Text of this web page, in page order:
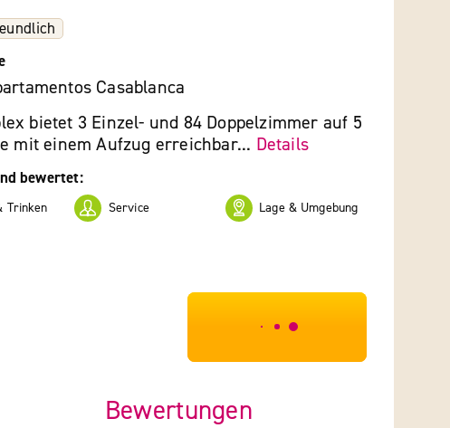
Casablanca
bietet 3 Einzel- und 84 Doppelzimmer auf 5
mit einem Aufzug erreichbar... Details
bewertet:
Trinken Service Lage & Umgebung
***************
Bewertungen